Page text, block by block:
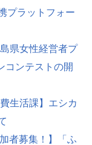
プラットフォー
島県女性経営者プ
コンテストの開
費生活課】エシカ
加者募集！】「ふ